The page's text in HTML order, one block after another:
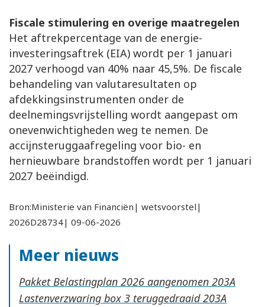
Fiscale stimulering en overige maatregelen
Het aftrekpercentage van de energie-
investeringsaftrek (EIA) wordt per 1 januari
2027 verhoogd van 40% naar 45,5%. De fiscale
behandeling van valutaresultaten op
afdekkingsinstrumenten onder de
deelnemingsvrijstelling wordt aangepast om
onevenwichtigheden weg te nemen. De
accijnsteruggaafregeling voor bio- en
hernieuwbare brandstoffen wordt per 1 januari
2027 beëindigd.
Bron:Ministerie van Financiën| wetsvoorstel|
2026D28734| 09-06-2026
Meer nieuws
Pakket Belastingplan 2026 aangenomen
Lastenverzwaring box 3 teruggedraaid